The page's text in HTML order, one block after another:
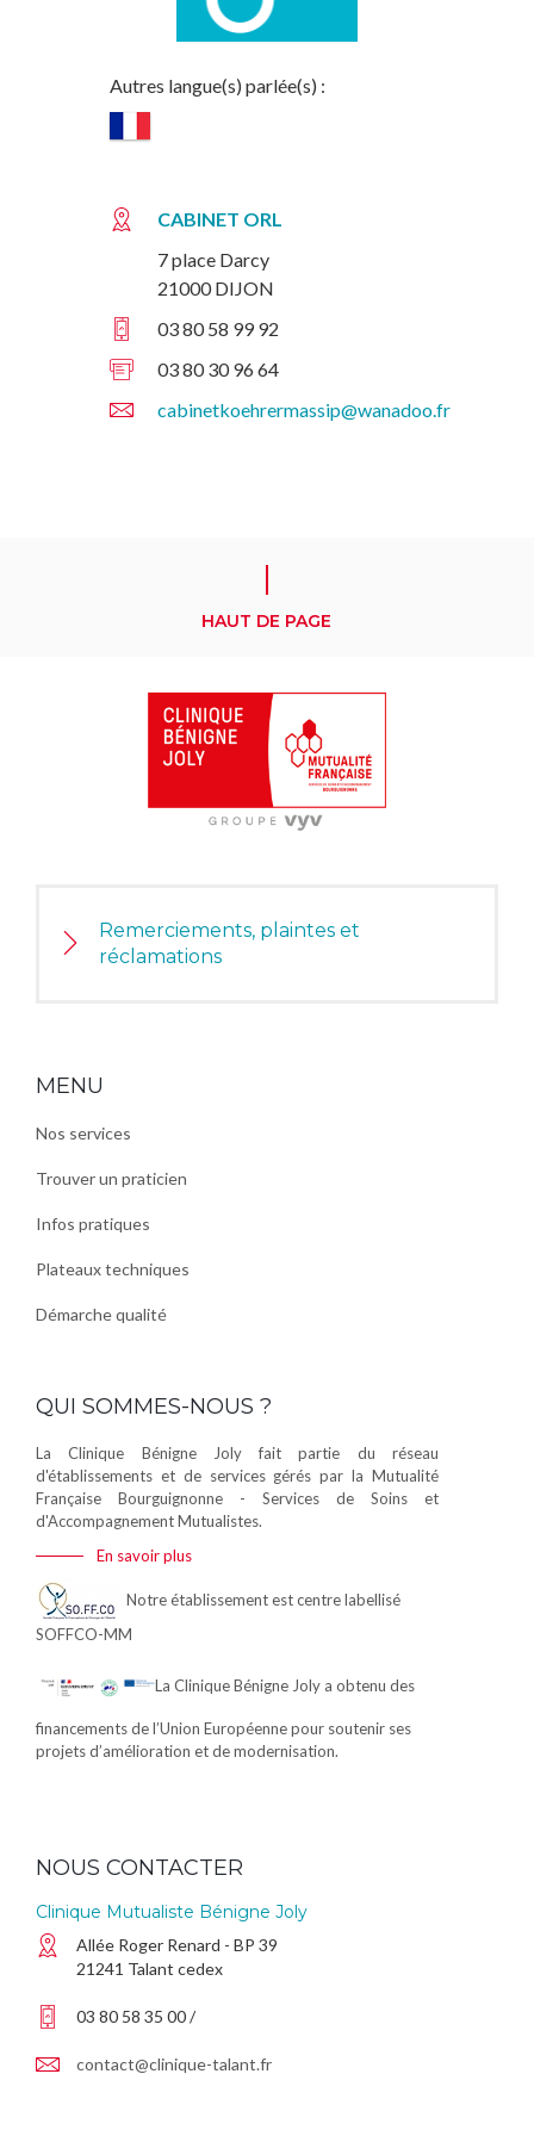
Autres langue(s) parlée(s) :
CABINET ORL
7 place Darcy
21000 DIJON
03 80 58 99 92
03 80 30 96 64
cabinetkoehrermassip@wanadoo.fr
HAUT DE PAGE
Remerciements, plaintes et
réclamations
MENU
Nos services
Trouver un praticien
Infos pratiques
Plateaux techniques
Démarche qualité
QUI SOMMES-NOUS ?
La Clinique Bénigne Joly fait partie du réseau
d'établissements et de services gérés par la Mutualité
Française Bourguignonne - Services de Soins et
d'Accompagnement Mutualistes.
En savoir plus
Notre établissement est centre labellisé
SOFFCO-MM
La Clinique Bénigne Joly a obtenu des
financements de l’Union Européenne pour soutenir ses
projets d’amélioration et de modernisation.
NOUS CONTACTER
Clinique Mutualiste Bénigne Joly
Allée Roger Renard - BP 39
21241 Talant cedex
03 80 58 35 00 /
contact@clinique-talant.fr